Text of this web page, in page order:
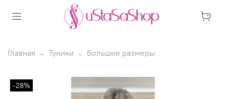
Главная Туники Большие размеры
-28%